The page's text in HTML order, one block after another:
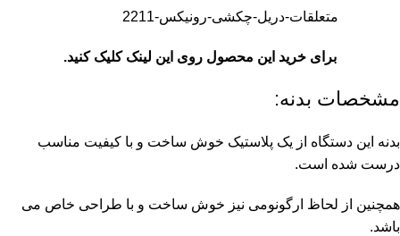
متعلقات-دریل-چکشی-رونیکس-2211
برای خرید این محصول روی این لینک کلیک کنید.
مشخصات بدنه:
بدنه این دستگاه از یک پلاستیک خوش ساخت و با کیفیت مناسب
درست شده است.
همچنین از لحاظ ارگونومی نیز خوش ساخت و با طراحی خاص می
باشد.